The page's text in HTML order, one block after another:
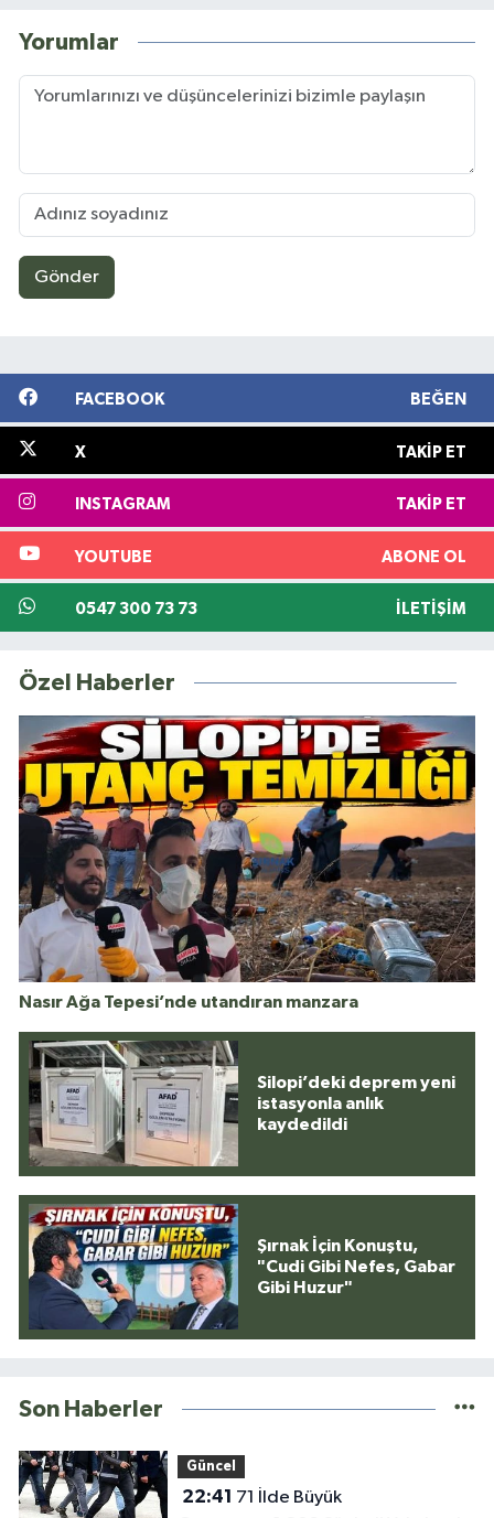
Yorumlar
Gönder
FACEBOOK BEĞEN
X TAKIP ET
INSTAGRAM TAKIP ET
YOUTUBE ABONE OL
0547 300 73 73 İLETIŞIM
Özel Haberler
Nasır Ağa Tepesi’nde utandıran manzara
Silopi’deki deprem yeni
istasyonla anlık
kaydedildi
Şırnak İçin Konuştu,
"Cudi Gibi Nefes, Gabar
Gibi Huzur"
Son Haberler
Güncel
22:41